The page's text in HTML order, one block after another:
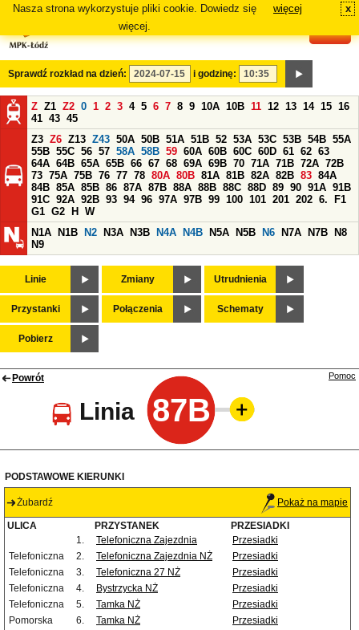
Nasza strona wykorzystuje pliki cookie. Dowiedz się
więcej.
więcej x
Sprawdź rozkład na dzień: i godzinę:
Z Z1 Z2 0 1 2 3 4 5 6 7 8 9 10A 10B 11 12 13 14 15 16
41 43 45
Z3 Z6 Z13 Z43 50A 50B 51A 51B 52 53A 53C 53B 54B 55A
55B 55C 56 57 58A 58B 59 60A 60B 60C 60D 61 62 63
64A 64B 65A 65B 66 67 68 69A 69B 70 71A 71B 72A 72B
73 75A 75B 76 77 78 80A 80B 81A 81B 82A 82B 83 84A
84B 85A 85B 86 87A 87B 88A 88B 88C 88D 89 90 91A 91B
91C 92A 92B 93 94 96 97A 97B 99 100 101 201 202 6.
F1
G1 G2 H
W
N1A
N1B N2 N3A N3B N4A N4B N5A N5B N6 N7A N7B
N8
N9
Linie Zmiany Utrudnienia
Przystanki Połączenia Schematy
Pobierz
Powrót
Linia 87B
Pomoc
PODSTAWOWE KIERUNKI
Żubardź Pokaż na mapie
ULICA PRZYSTANEK
PRZESIADKI
1.
Telefoniczna Zajezdnia
Przesiadki
Telefoniczna
2. Telefoniczna Zajezdnia NŻ
Przesiadki
Telefoniczna
3. Telefoniczna 27 NŻ
Przesiadki
Telefoniczna
4. Bystrzycka NŻ
Przesiadki
Telefoniczna
5. Tamka NŻ
Przesiadki
Pomorska
6. Tamka NŻ
Przesiadki